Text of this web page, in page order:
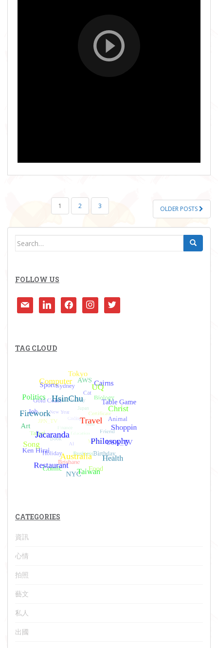
PAGINATION
1 2 3 OLDER POSTS
Search
FOLLOW US
mail linkedinfacebookinstagram
twitter
TAG CLOUD
CATEGORIES
資訊
心情
拍照
藝文
私人
出國